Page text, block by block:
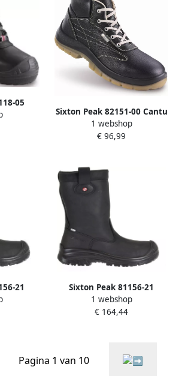
05
Sixton Peak 82151-00 Cantu
HG S3 Zwart 11.091.037.45
1 webshop
€ 96,99
21
Sixton Peak 81156-21
Montana Outdry (Airplus
3D) Laars 21 Zwart
1 webshop
€ 164,44
Pagina 1 van 10